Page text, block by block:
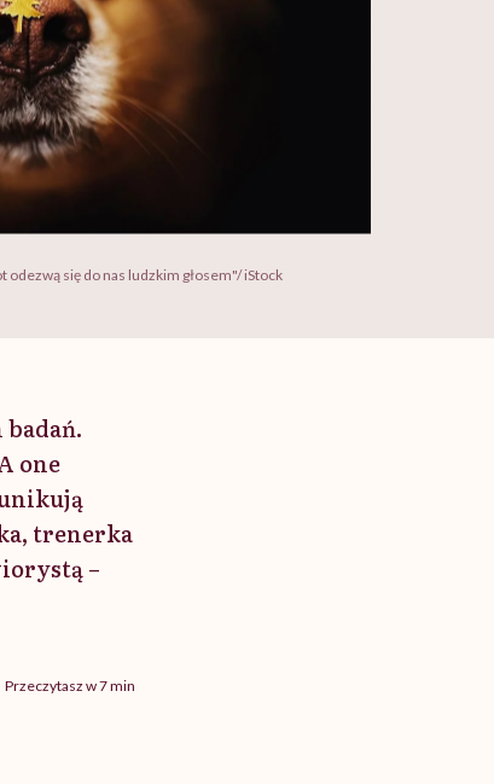
odezwą się do nas ludzkim głosem"/ iStock
one
trenerka
–
Przeczytasz w 7 min